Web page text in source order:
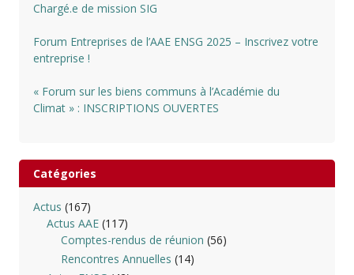
Chargé.e de mission SIG
Forum Entreprises de l’AAE ENSG 2025 – Inscrivez votre
entreprise !
« Forum sur les biens communs à l’Académie du
Climat » : INSCRIPTIONS OUVERTES
Catégories
Actus (167)
Actus AAE (117)
Comptes-rendus de réunion (56)
Rencontres Annuelles (14)